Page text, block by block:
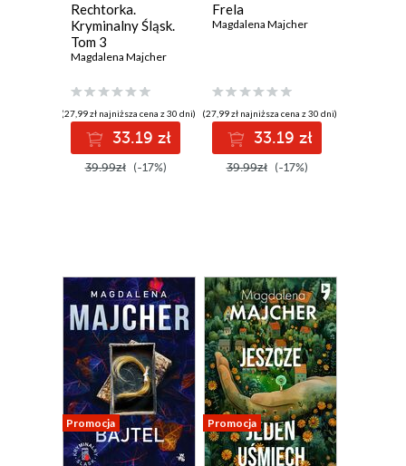
Rechtorka.
Kryminalny Śląsk.
Tom 3
Magdalena Majcher
(27,99 zł najniższa cena z 30 dni)
33.19 zł
39.99zł (-17%)
Frela
Magdalena Majcher
(27,99 zł najniższa cena z 30 dni)
33.19 zł
39.99zł (-17%)
Promocja Promocja